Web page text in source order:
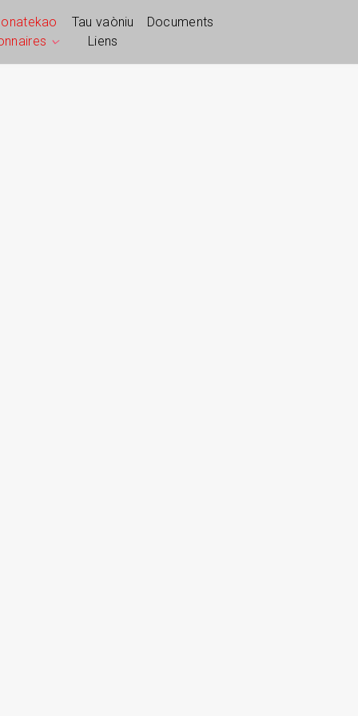
Tau vaòniu
Liens
Documents